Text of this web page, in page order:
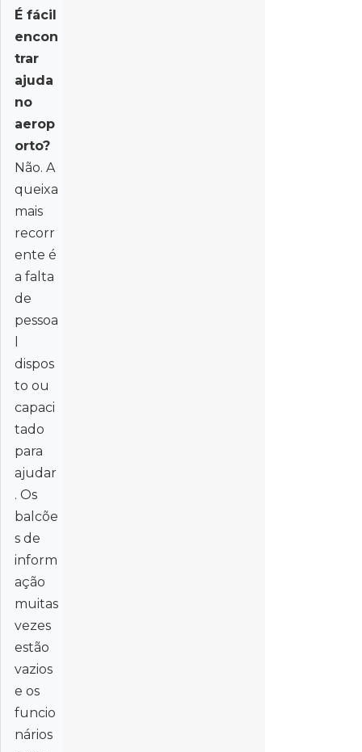
É fácil
encon
trar
ajuda
no
aerop
orto?
Não. A
queixa
mais
recorr
ente é
a falta
de
pessoa
dispos
to ou
capaci
tado
para
ajudar
. Os
balcõe
s de
inform
ação
muitas
vezes
estão
vazios
e os
funcio
nários